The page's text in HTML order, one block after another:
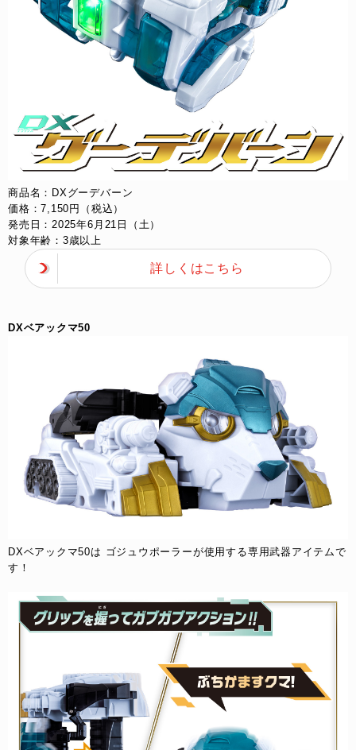
商品名：DXグーデバーン​
価格：7,150円（税込）​
発売日：2025年6月21日（土）​
対象年齢：3歳以上
詳しくはこちら
DXベアックマ50
DXベアックマ50は​ ゴジュウポーラーが使用する専用武器アイテムで
す！